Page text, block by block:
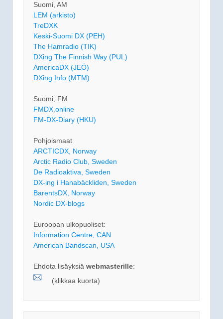
Suomi, AM
LEM (arkisto)
TreDXK
Keski-Suomi DX (PEH)
The Hamradio (TIK)
DXing The Finnish Way (PUL)
AmericaDX (JEÖ)
DXing Info (MTM)
Suomi, FM
FMDX.online
FM-DX-Diary (HKU)
Pohjoismaat
ARCTICDX, Norway
Arctic Radio Club, Sweden
De Radioaktiva, Sweden
DX-ing i Hanabäckliden, Sweden
BarentsDX, Norway
Nordic DX-blogs
Euroopan ulkopuoliset:
Information Centre, CAN
American Bandscan, USA
Ehdota lisäyksiä webmasterille:
(klikkaa kuorta)